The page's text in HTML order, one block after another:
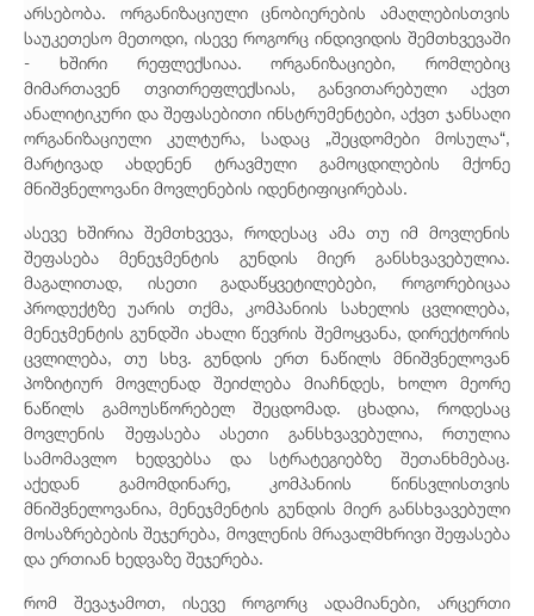
არსებობა. ორგანიზაციული ცნობიერების ამაღლებისთვის
საუკეთესო მეთოდი, ისევე როგორც ინდივიდის შემთხვევაში
- ხშირი რეფლექსიაა. ორგანიზაციები, რომლებიც
მიმართავენ თვითრეფლექსიას, განვითარებული აქვთ
ანალიტიკური და შეფასებითი ინსტრუმენტები, აქვთ ჯანსაღი
ორგანიზაციული კულტურა, სადაც „შეცდომები მოსულა“,
მარტივად ახდენენ ტრავმული გამოცდილების მქონე
მნიშვნელოვანი მოვლენების იდენტიფიცირებას.
ასევე ხშირია შემთხვევა, როდესაც ამა თუ იმ მოვლენის
შეფასება მენეჯმენტის გუნდის მიერ განსხვავებულია.
მაგალითად, ისეთი გადაწყვეტილებები, როგორებიცაა
პროდუქტზე უარის თქმა, კომპანიის სახელის ცვლილება,
მენეჯმენტის გუნდში ახალი წევრის შემოყვანა, დირექტორის
ცვლილება, თუ სხვ. გუნდის ერთ ნაწილს მნიშვნელოვან
პოზიტიურ მოვლენად შეიძლება მიაჩნდეს, ხოლო მეორე
ნაწილს გამოუსწორებელ შეცდომად. ცხადია, როდესაც
მოვლენის შეფასება ასეთი განსხვავებულია, რთულია
სამომავლო ხედვებსა და სტრატეგიებზე შეთანხმებაც.
აქედან გამომდინარე, კომპანიის წინსვლისთვის
მნიშვნელოვანია, მენეჯმენტის გუნდის მიერ განსხვავებული
მოსაზრებების შეჯერება, მოვლენის მრავალმხრივი შეფასება
და ერთიან ხედვაზე შეჯერება.
რომ შევაჯამოთ, ისევე როგორც ადამიანები, არცერთი